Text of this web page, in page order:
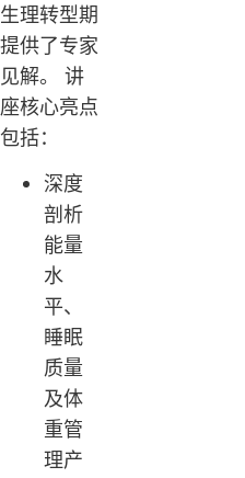
生理转型期
提供了专家
见解。 讲
座核心亮点
包括：
深度
剖析
能量
水
平、
睡眠
质量
及体
重管
理产